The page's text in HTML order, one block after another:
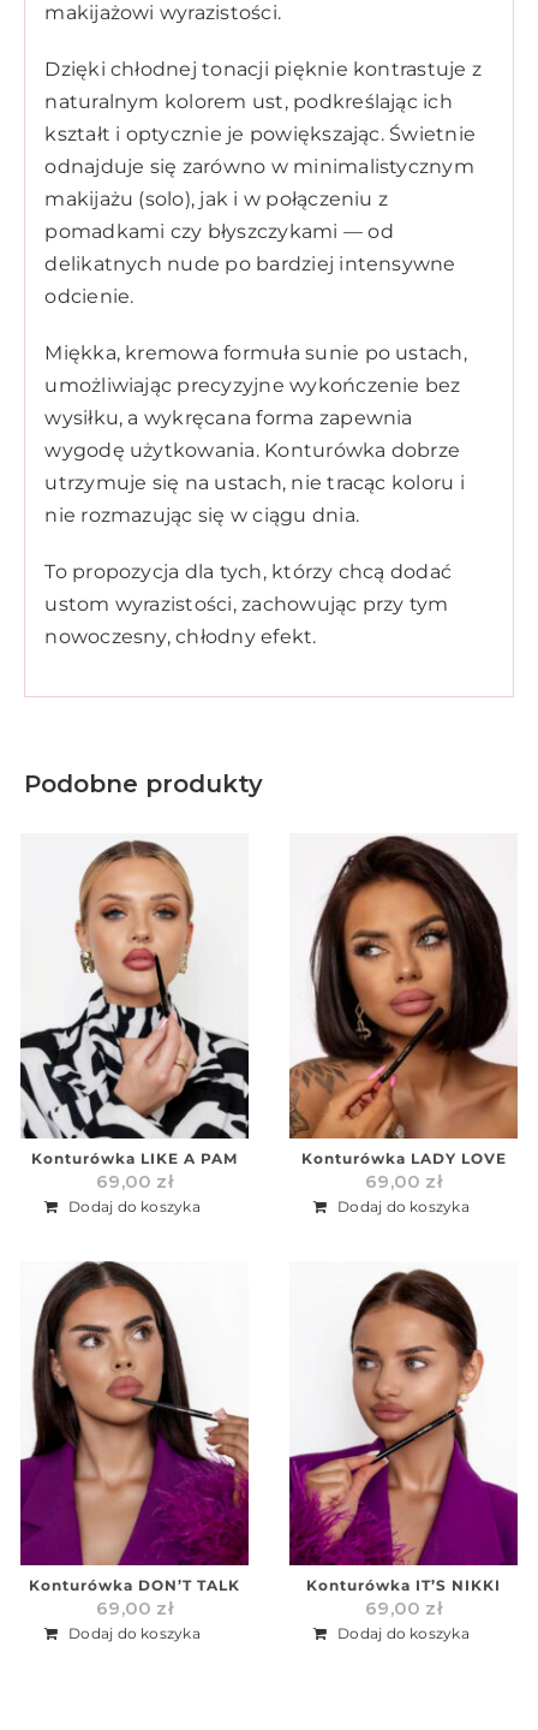
makijażowi wyrazistości.
Dzięki chłodnej tonacji pięknie kontrastuje z
naturalnym kolorem ust, podkreślając ich
kształt i optycznie je powiększając. Świetnie
odnajduje się zarówno w minimalistycznym
makijażu (solo), jak i w połączeniu z
pomadkami czy błyszczykami — od
delikatnych nude po bardziej intensywne
odcienie.
Miękka, kremowa formuła sunie po ustach,
umożliwiając precyzyjne wykończenie bez
wysiłku, a wykręcana forma zapewnia
wygodę użytkowania. Konturówka dobrze
utrzymuje się na ustach, nie tracąc koloru i
nie rozmazując się w ciągu dnia.
To propozycja dla tych, którzy chcą dodać
ustom wyrazistości, zachowując przy tym
nowoczesny, chłodny efekt.
Podobne produkty
Konturówka LIKE A PAM
69,00 zł
Dodaj do koszyka
Konturówka LADY LOVE
69,00 zł
Dodaj do koszyka
Konturówka DON’T TALK
69,00 zł
Dodaj do koszyka
Konturówka IT’S NIKKI
69,00 zł
Dodaj do koszyka